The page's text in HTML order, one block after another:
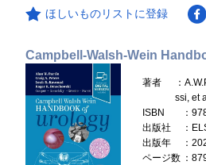
ほしいものリストに登録
Campbell-Walsh-Wein
著者
：
ssi, et
ISBN
：
出版社
：
出版年
：
ページ数 ：